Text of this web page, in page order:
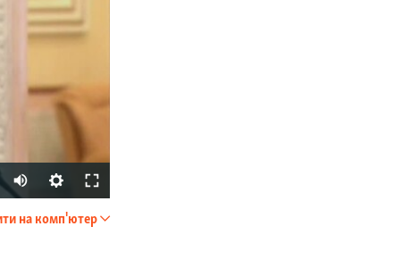
на комп'ютер